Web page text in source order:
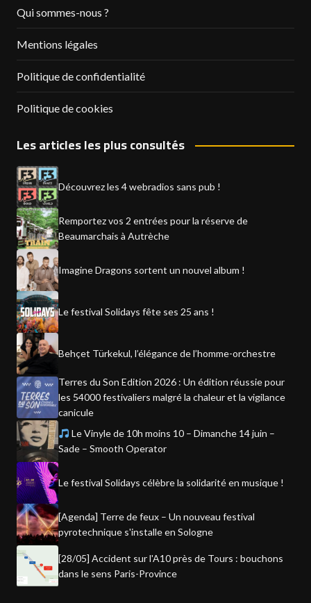
Qui sommes-nous ?
Mentions légales
Politique de confidentialité
Politique de cookies
Les articles les plus consultés
Découvrez les 4 webradios sans pub !
Remportez vos 2 entrées pour la réserve de
Beaumarchais à Autrèche
Imagine Dragons sortent un nouvel album !
Le festival Solidays fête ses 25 ans !
Behçet Türkekul, l’élégance de l’homme-orchestre
Terres du Son Edition 2026 : Un édition réussie pour
les 54000 festivaliers malgré la chaleur et la vigilance
canicule
Le Vinyle de 10h moins 10 – Dimanche 14 juin –
Sade – Smooth Operator
Le festival Solidays célèbre la solidarité en musique !
[Agenda] Terre de feux – Un nouveau festival
pyrotechnique s'installe en Sologne
[28/05] Accident sur l'A10 près de Tours : bouchons
dans le sens Paris-Province